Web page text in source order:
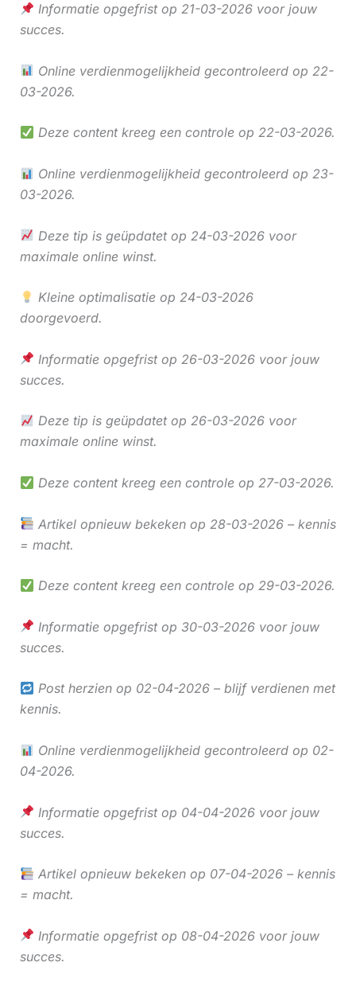
Informatie opgefrist op 21-03-2026 voor jouw
succes.
Online verdienmogelijkheid gecontroleerd op 22-
03-2026.
Deze content kreeg een controle op 22-03-2026.
Online verdienmogelijkheid gecontroleerd op 23-
03-2026.
Deze tip is geüpdatet op 24-03-2026 voor
maximale online winst.
Kleine optimalisatie op 24-03-2026
doorgevoerd.
Informatie opgefrist op 26-03-2026 voor jouw
succes.
Deze tip is geüpdatet op 26-03-2026 voor
maximale online winst.
Deze content kreeg een controle op 27-03-2026.
Artikel opnieuw bekeken op 28-03-2026 – kennis
= macht.
Deze content kreeg een controle op 29-03-2026.
Informatie opgefrist op 30-03-2026 voor jouw
succes.
Post herzien op 02-04-2026 – blijf verdienen met
kennis.
Online verdienmogelijkheid gecontroleerd op 02-
04-2026.
Informatie opgefrist op 04-04-2026 voor jouw
succes.
Artikel opnieuw bekeken op 07-04-2026 – kennis
= macht.
Informatie opgefrist op 08-04-2026 voor jouw
succes.